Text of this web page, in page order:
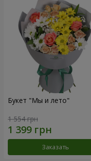
Букет "Мы и лето"
1 554 грн
Заказать